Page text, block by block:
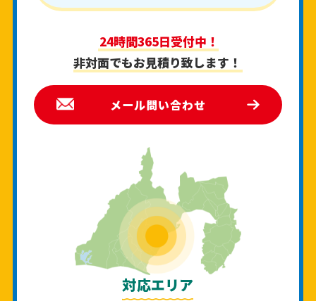
24時間365日受付中！
非対面でもお見積り致します！
メール問い合わせ
対応エリア